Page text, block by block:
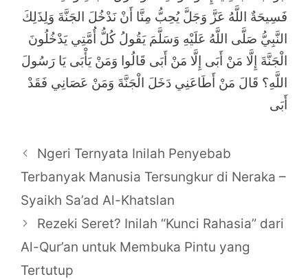
فَسِيحَةٌ اللَّهُ عَزَّ وَجَلَّ يُحِبُّ مِنَّا أَنْ نَدْخُلَ الجَنَّةَ وَلِذَلِكَ
النَّبِيُّ صَلَّى اللَّهُ عَلَيْهِ وَسَلَّمَ يَقُولُ كُلُّ أُمَّتِي يَدْخُلُونَ
الْجَنَّةَ إِلَّا مَنْ أَبَى إِلَّا مَنْ أَبَى قَالُوا وَمَنْ يَأْبَى يَا رَسُولَ
اللَّهِ؟ قَالَ مَنْ أَطَاعَنِي دَخَلَ الْجَنَّةَ وَمَنْ عَصَانِي فَقَدْ
أَبَى
Post
navigation
Ngeri Ternyata Inilah Penyebab
Terbanyak Manusia Tersungkur di Neraka –
Syaikh Sa’ad Al-Khatslan
Rezeki Seret? Inilah “Kunci Rahasia” dari
Al-Qur’an untuk Membuka Pintu yang
Tertutup